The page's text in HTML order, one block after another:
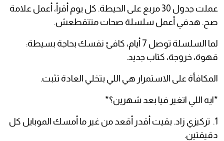
عملت جدول 30 مربع على الحيطة. كل يوم أقرأ، أعمل علامة
صح. هدفي أعمل سلسلة صحات متتقطعش.
لما السلسلة توصل 7 أيام، كافئ نفسك بحاجة بسيطة:
قهوة، خروجة، كتاب جديد.
المكافأة على الاستمرار هي اللي بتخلي العادة تثبت.
*ايه اللي اتغير فيا بعد شهرين؟*
1. تركيزي زاد. بقيت أقدر أقعد من غير ما أمسك الموبايل كل
دقيقتين.